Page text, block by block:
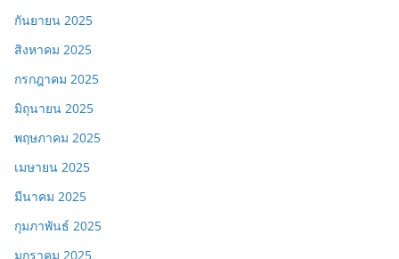
กันยายน 2025
สิงหาคม 2025
กรกฎาคม 2025
มิถุนายน 2025
พฤษภาคม 2025
เมษายน 2025
มีนาคม 2025
กุมภาพันธ์ 2025
มกราคม 2025